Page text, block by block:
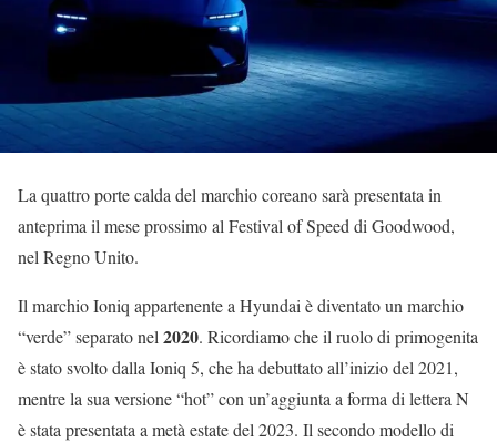
La quattro porte calda del marchio coreano sarà presentata in
anteprima il mese prossimo al Festival of Speed di Goodwood,
nel Regno Unito.
Il marchio Ioniq appartenente a Hyundai è diventato un marchio
“verde” separato nel 2020. Ricordiamo che il ruolo di primogenita
è stato svolto dalla Ioniq 5, che ha debuttato all’inizio del 2021,
mentre la sua versione “hot” con un’aggiunta a forma di lettera N
è stata presentata a metà estate del 2023. Il secondo modello di